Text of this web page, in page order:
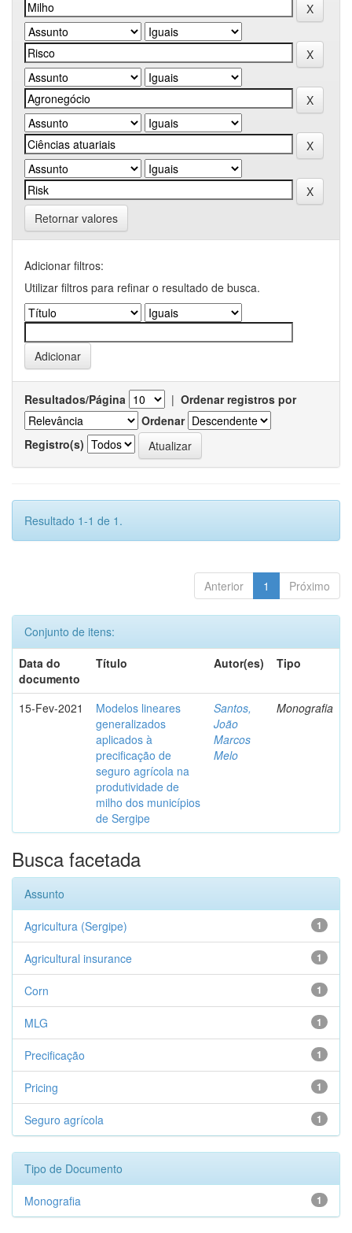
Retornar valores
Adicionar filtros:
Utilizar filtros para refinar o resultado de busca.
Resultados/Página | Ordenar registros por
Ordenar
Registro(s)
Resultado 1-1 de 1.
Anterior 1 Próximo
Conjunto de itens:
Data do
documento
Título Autor(es) Tipo
15-Fev-2021
Modelos lineares
generalizados
aplicados à
precificação de
seguro agrícola na
produtividade de
milho dos municípios
de Sergipe
Santos,
João
Marcos
Melo
Monografia
Busca facetada
Assunto
1
Agricultura (Sergipe)
1
Agricultural insurance
1
Corn
1
MLG
1
Precificação
1
Pricing
1
Seguro agrícola
Tipo de Documento
1
Monografia